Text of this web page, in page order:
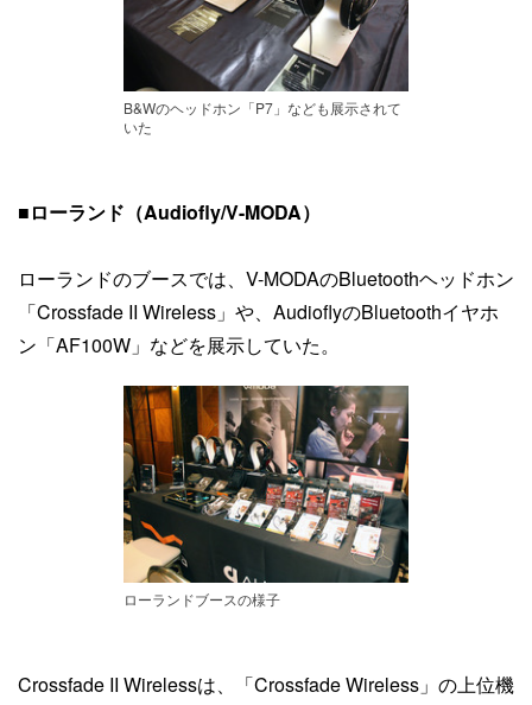
B&Wのヘッドホン「P7」なども展示されて
いた
■ローランド（Audiofly/V-MODA）
ローランドのブースでは、V-MODAのBluetoothヘッドホン
「Crossfade II Wireless」や、AudioflyのBluetoothイヤホ
ン「AF100W」などを展示していた。
ローランドブースの様子
Crossfade II Wirelessは、「Crossfade Wireless」の上位機